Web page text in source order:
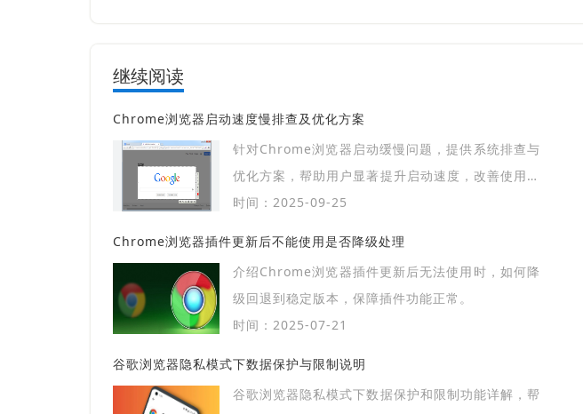
继续阅读
Chrome浏览器启动速度慢排查及优化方案
针对Chrome浏览器启动缓慢问题，提供系统排查与
优化方案，帮助用户显著提升启动速度，改善使用流
畅性，提升整体体验。
时间：2025-09-25
Chrome浏览器插件更新后不能使用是否降级处理
介绍Chrome浏览器插件更新后无法使用时，如何降
级回退到稳定版本，保障插件功能正常。
时间：2025-07-21
谷歌浏览器隐私模式下数据保护与限制说明
谷歌浏览器隐私模式下数据保护和限制功能详解，帮